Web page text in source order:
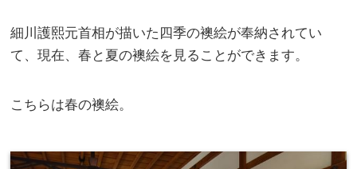
細川護熙元首相が描いた四季の襖絵が奉納されてい
て、現在、春と夏の襖絵を見ることができます。
こちらは春の襖絵。